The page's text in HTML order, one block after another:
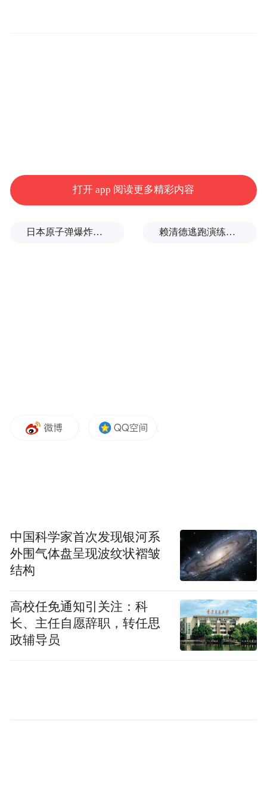
打开 app 阅读更多精彩内容
日本原子弹爆炸亲历者反对高市修改无核三原则，“她应该下台” 赖清德逃跑演练有美方人员参与，台媒体人：终于正式演练逃亡计划了
中国科学家首次发现银河系
外围气体盘呈现波纹状褶皱
结构
高校任免通知引关注：科
长、主任自愿辞职，转任思
政辅导员